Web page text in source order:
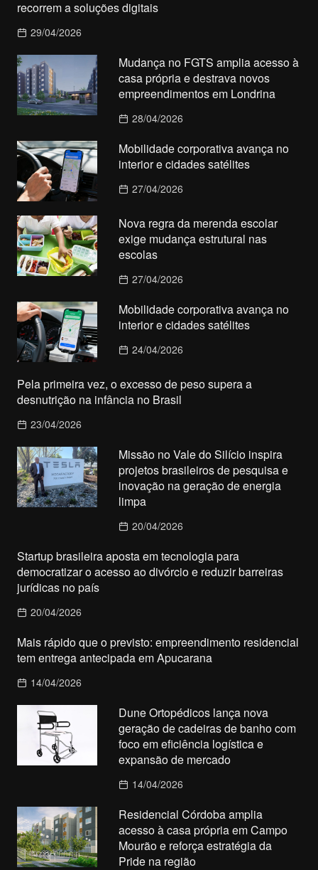
recorrem a soluções digitais
29/04/2026
Mudança no FGTS amplia acesso à
casa própria e destrava novos
empreendimentos em Londrina
28/04/2026
Mobilidade corporativa avança no
interior e cidades satélites
27/04/2026
Nova regra da merenda escolar
exige mudança estrutural nas
escolas
27/04/2026
Mobilidade corporativa avança no
interior e cidades satélites
24/04/2026
Pela primeira vez, o excesso de peso supera a
desnutrição na infância no Brasil
23/04/2026
Missão no Vale do Silício inspira
projetos brasileiros de pesquisa e
inovação na geração de energia
limpa
20/04/2026
Startup brasileira aposta em tecnologia para
democratizar o acesso ao divórcio e reduzir barreiras
jurídicas no país
20/04/2026
Mais rápido que o previsto: empreendimento residencial
tem entrega antecipada em Apucarana
14/04/2026
Dune Ortopédicos lança nova
geração de cadeiras de banho com
foco em eficiência logística e
expansão de mercado
14/04/2026
Residencial Córdoba amplia
acesso à casa própria em Campo
Mourão e reforça estratégia da
Pride na região